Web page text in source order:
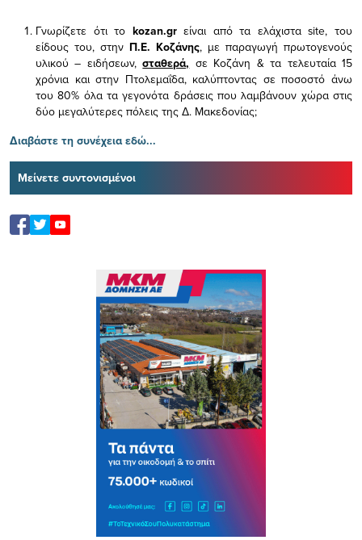
Γνωρίζετε ότι το kozan.gr είναι από τα ελάχισταsite, του
είδους του, στην Π.Ε. Κοζάνης, με παραγωγή πρωτογενούς
υλικού – ειδήσεων,σταθερά, σε Κοζάνη & τα τελευταία 15
χρόνια και στην Πτολεμαΐδα, καλύπτοντας σε ποσοστό άνω
του 80% όλα τα γεγονότα δράσεις που λαμβάνουν χώρα στις
δύο μεγαλύτερες πόλεις της Δ. Μακεδονίας;
Διαβάστε τη συνέχεια εδώ...
Μείνετε συντονισμένοι